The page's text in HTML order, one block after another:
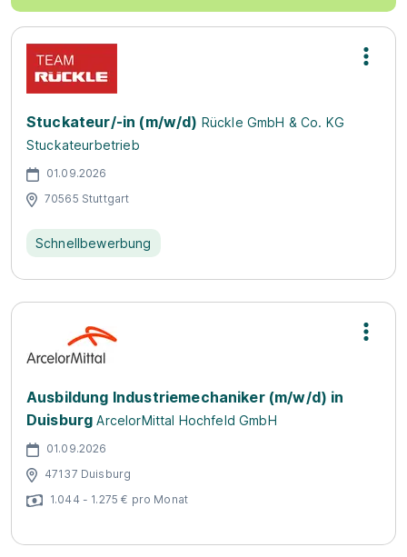
Stuckateur/-in (m/w/d) Rückle GmbH & Co. KG
Stuckateurbetrieb
01.09.2026
70565 Stuttgart
Schnellbewerbung
Ausbildung Industriemechaniker (m/w/d) in
Duisburg ArcelorMittal Hochfeld GmbH
01.09.2026
47137 Duisburg
1.044 - 1.275 € pro Monat